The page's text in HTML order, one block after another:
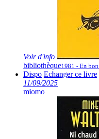
Voir d'info
bibliothèque1981 - En
Dispo Echanger ce livre
11/09/2025
miomo